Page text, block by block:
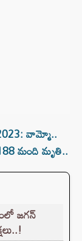
వామ్మో..
మంది మృతి..
జగన్